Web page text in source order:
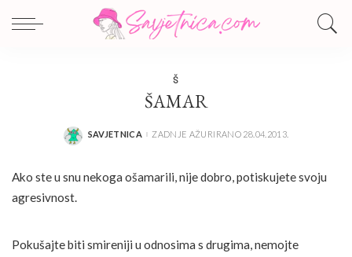
Š
ŠAMAR
POSTED
SAVJETNICA ZADNJE AŽURIRANO 28.04.2013.
Ako ste u snu nekoga ošamarili, nije dobro, potiskujete svoju
agresivnost.
Pokušajte biti smireniji u odnosima s drugima, nemojte